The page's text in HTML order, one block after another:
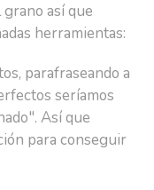
así que
herramientas:
parafraseando a
seríamos
Así que
para conseguir